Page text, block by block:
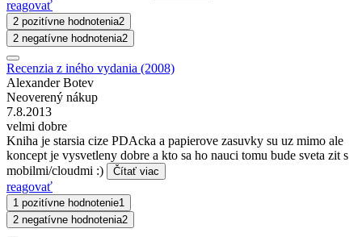
reagovať
2 pozitívne hodnotenia2
2 negatívne hodnotenia2
Recenzia z iného vydania (2008)
Alexander Botev
Neoverený nákup
7.8.2013
velmi dobre
Kniha je starsia cize PDAcka a papierove zasuvky su uz mimo ale
koncept je vysvetleny dobre a kto sa ho nauci tomu bude sveta zit s
mobilmi/cloudmi :)
Čítať viac
reagovať
1 pozitívne hodnotenie1
2 negatívne hodnotenia2